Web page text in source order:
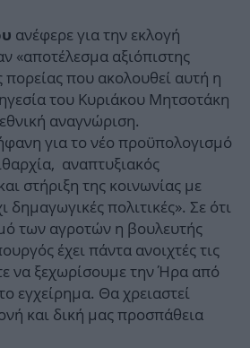
ανέφερε για την εκλογή
«αποτέλεσμα αξιόπιστης
πορείας που ακολουθεί αυτή η
του Κυριάκου Μητσοτάκη
αναγνώριση.
για το νέο προϋπολογισμό
αναπτυξιακός
στήριξη της κοινωνίας με
δημαγωγικές πολιτικές». Σε ότι
των αγροτών η βουλευτής
έχει πάντα ανοιχτές τις
να ξεχωρίσουμε την Ήρα από
εγχείρημα. Θα χρειαστεί
και δική μας προσπάθεια